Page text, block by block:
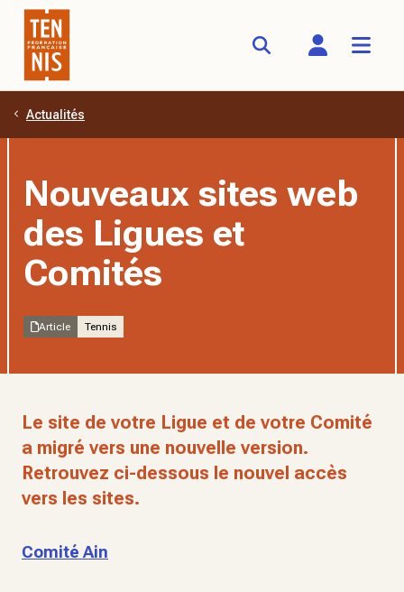
Aller au contenu principal
Actualités
Nouveaux sites web
des Ligues et
Comités
Article Tennis
Le site de votre Ligue et de votre Comité
a migré vers une nouvelle version.
Retrouvez ci-dessous le nouvel accès
vers les sites.
Comité Ain